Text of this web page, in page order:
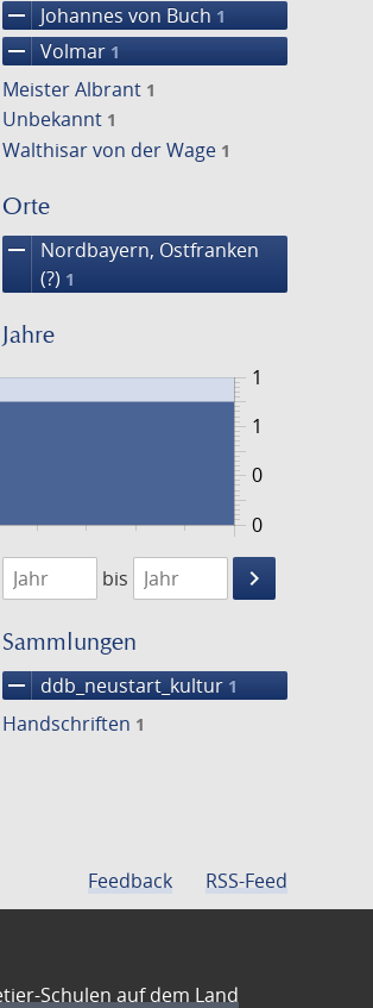
remove Johannes von Buch 1
remove Volmar 1
Meister Albrant 1
Unbekannt 1
Walthisar von der Wage 1
Orte
remove
Nordbayern, Ostfranken
(?) 1
Jahre
0
1
0
1
1475
bis
keyboard_arrow_right
Suche
Sammlungen
remove ddb_neustart_kultur 1
Handschriften 1
Feedback RSS-Feed
Schulen auf dem Land